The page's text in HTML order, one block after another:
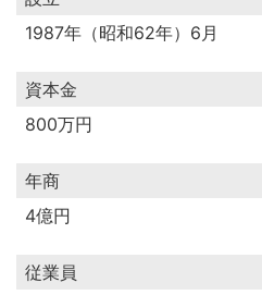
1987年（昭和62年）6月
資本金
800万円
年商
4億円
従業員